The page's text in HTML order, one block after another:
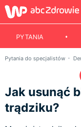
PYTANIA
Pytania do specjalistów
Jak usunąć
trądziku?